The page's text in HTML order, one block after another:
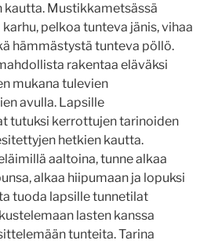
Mustikkametsässä
pelkoa tunteva jänis, vihaa
hämmästystä tunteva pöllö.
rakentaa eläväksi
mukana tulevien
avulla. Lapsille
tutuksi kerrottujen tarinoiden
hetkien kautta.
aaltoina, tunne alkaa
alkaa hiipumaan ja lopuksi
tuoda lapsille tunnetilat
lasten kanssa
tunteita. Tarina